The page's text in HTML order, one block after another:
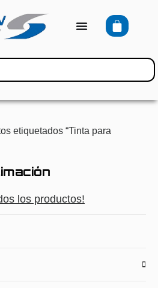
etiquetados “Tinta para
los productos!